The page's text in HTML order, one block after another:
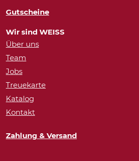
Gutscheine
Wir sind WEISS
Über uns
Team
Jobs
Treuekarte
Katalog
Kontakt
Zahlung & Versand